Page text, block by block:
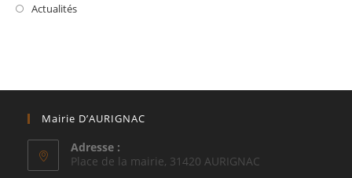
Actualités
Mairie D’AURIGNAC
Adresse :
Place de la mairie, 31420 AURIGNAC